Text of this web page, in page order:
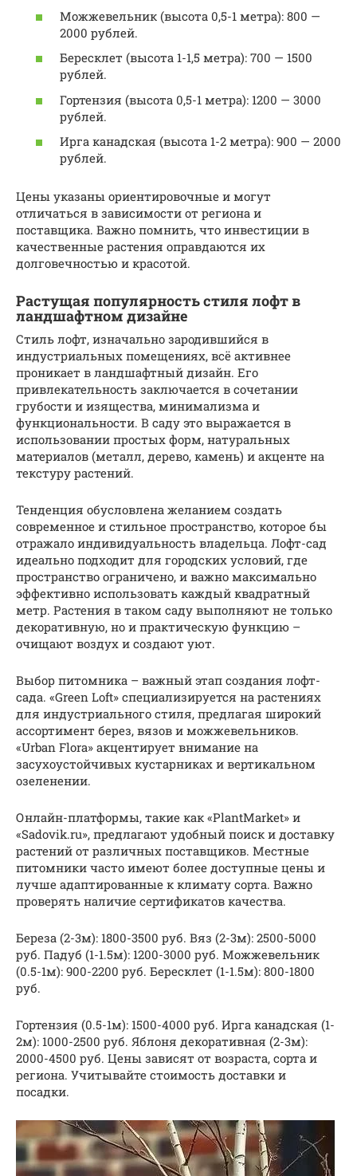
Можжевельник (высота 0,5-1 метра): 800 —
2000 рублей.
Бересклет (высота 1-1,5 метра): 700 — 1500
рублей.
Гортензия (высота 0,5-1 метра): 1200 — 3000
рублей.
Ирга канадская (высота 1-2 метра): 900 — 2000
рублей.
Цены указаны ориентировочные и могут
отличаться в зависимости от региона и
поставщика. Важно помнить, что инвестиции в
качественные растения оправдаются их
долговечностью и красотой.
Растущая популярность стиля лофт в
ландшафтном дизайне
Стиль лофт, изначально зародившийся в
индустриальных помещениях, всё активнее
проникает в ландшафтный дизайн. Его
привлекательность заключается в сочетании
грубости и изящества, минимализма и
функциональности. В саду это выражается в
использовании простых форм, натуральных
материалов (металл, дерево, камень) и акценте на
текстуру растений.
Тенденция обусловлена желанием создать
современное и стильное пространство, которое бы
отражало индивидуальность владельца. Лофт-сад
идеально подходит для городских условий, где
пространство ограничено, и важно максимально
эффективно использовать каждый квадратный
метр. Растения в таком саду выполняют не только
декоративную, но и практическую функцию –
очищают воздух и создают уют.
Выбор питомника – важный этап создания лофт-
сада. «Green Loft» специализируется на растениях
для индустриального стиля, предлагая широкий
ассортимент берез, вязов и можжевельников.
«Urban Flora» акцентирует внимание на
засухоустойчивых кустарниках и вертикальном
озеленении.
Онлайн-платформы, такие как «PlantMarket» и
«Sadovik.ru», предлагают удобный поиск и доставку
растений от различных поставщиков. Местные
питомники часто имеют более доступные цены и
лучше адаптированные к климату сорта. Важно
проверять наличие сертификатов качества.
Береза (2-3м): 1800-3500 руб. Вяз (2-3м): 2500-5000
руб. Падуб (1-1.5м): 1200-3000 руб. Можжевельник
(0.5-1м): 900-2200 руб. Бересклет (1-1.5м): 800-1800
руб.
Гортензия (0.5-1м): 1500-4000 руб. Ирга канадская (1-
2м): 1000-2500 руб. Яблоня декоративная (2-3м):
2000-4500 руб. Цены зависят от возраста, сорта и
региона. Учитывайте стоимость доставки и
посадки.